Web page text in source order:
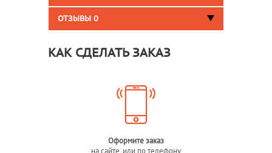
ОТЗЫВЫ 0
КАК СДЕЛАТЬ ЗАКАЗ
Оформите заказ
на сайте, или по телефону